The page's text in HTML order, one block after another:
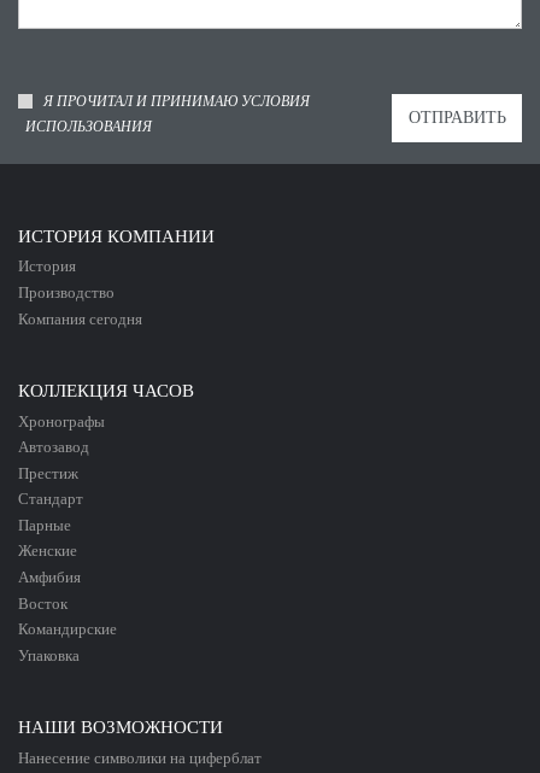
Я ПРОЧИТАЛ И ПРИНИМАЮ УСЛОВИЯ
ИСПОЛЬЗОВАНИЯ
ИСТОРИЯ КОМПАНИИ
История
Производство
Компания сегодня
КОЛЛЕКЦИЯ ЧАСОВ
Хронографы
Автозавод
Престиж
Стандарт
Парные
Женские
Амфибия
Восток
Командирские
Упаковка
НАШИ ВОЗМОЖНОСТИ
Нанесение символики на циферблат